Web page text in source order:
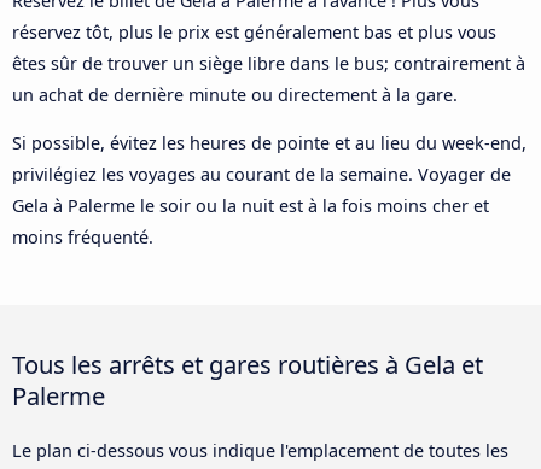
réservez tôt, plus le prix est généralement bas et plus vous
êtes sûr de trouver un siège libre dans le bus; contrairement à
un achat de dernière minute ou directement à la gare.
Si possible, évitez les heures de pointe et au lieu du week-end,
privilégiez les voyages au courant de la semaine. Voyager de
Gela à Palerme le soir ou la nuit est à la fois moins cher et
moins fréquenté.
Tous les arrêts et gares routières à Gela et
Palerme
Le plan ci-dessous vous indique l'emplacement de toutes les